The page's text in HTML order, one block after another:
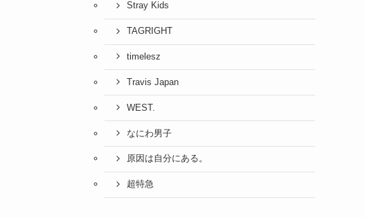
Stray Kids
TAGRIGHT
timelesz
Travis Japan
WEST.
なにわ男子
原因は自分にある。
超特急